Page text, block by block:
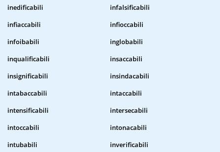
inedificabili
infalsificabili
infiaccabili
infioccabili
infoibabili
inglobabili
inqualificabili
insaccabili
insignificabili
insindacabili
intabaccabili
intaccabili
intensificabili
intersecabili
intoccabili
intonacabili
intubabili
inverificabili